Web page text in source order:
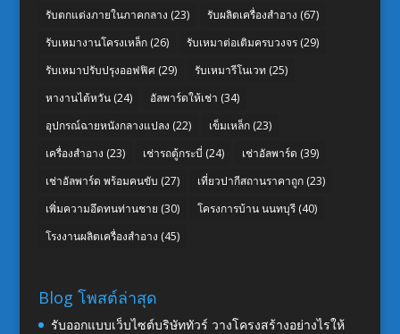
รับตกแต่งภายในภาคกลาง (23) รับผลิตเครื่องสำอาง (67)
รับเหมางานโครงเหล็ก(26) รับเหมาต่อเติมครบวงจร(29)
รับเหมาปรับปรุงออฟฟิศ(29) รับเหมารีโนเวท (25)
หางานไต้หวัน(24) อัลพาร์ดให้เช่า (34)
อุปกรณ์ฉายหนังกลางแปลง (22) เข็มเหล็ก(23)
เครื่องสำอาง (23) เช่ารถตู้กระบี่ (24) เช่าอัลพาร์ด (39)
เช่าอัลพาร์ด พร้อมคนขับ (27) เที่ยวปากีสถานราคาถูก(23)
เพิ่มความอึดทนท่านชาย (30) โครงการบ้าน นนทบุรี(40)
โรงงานผลิตเครื่องสำอาง (45)
Blog โพสต์ล่าสุด
รับออกแบบเว็บไซต์บริษัททัวร์ วางโครงสร้างอย่างไรให้